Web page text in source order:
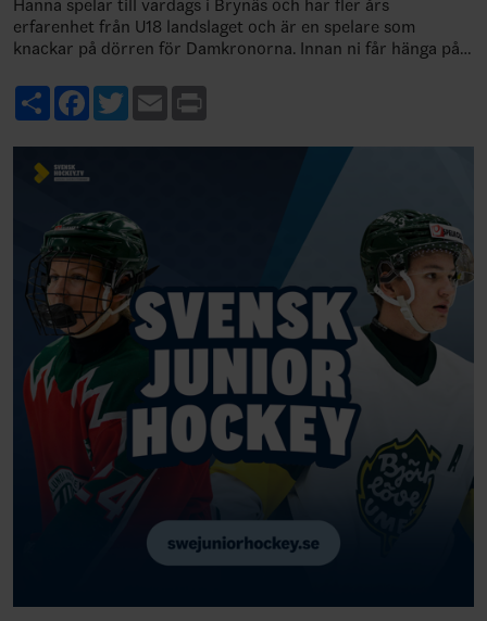
Hanna spelar till vardags i Brynäs och har fler års
erfarenhet från U18 landslaget och är en spelare som
knackar på dörren för Damkronorna. Innan ni får hänga på
ShareFacebook
TwitterEmail